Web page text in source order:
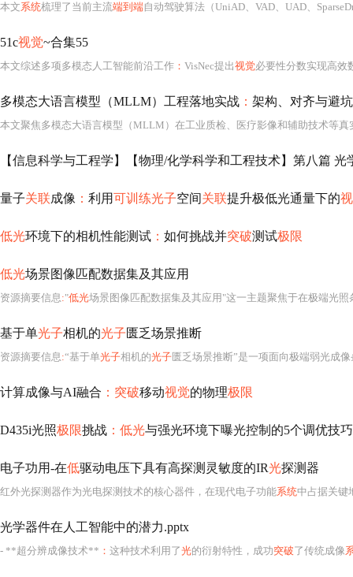
本文系统梳理了当前主流端到端自动驾驶算法（UniAD、VAD、UAD、SparseDrive、ReasonNet、FusionAD、Hydra-MDP）的动机、架构与创新点，涵盖BEV感知、多模态融合、扩散
51c视觉~合集55
本文综述多项多模态人工智能前沿工作 ： VisNec提出视觉必要性分数实现高效数据筛选；RevealLayer实现可控分层图像生成与遮挡恢复；Representation Forcing（RF）消除VAE瓶颈，统一理解与生成；
多模态大语言模型（MLLM）工程落地实战 ： 架构、对齐与避
本文聚焦多模态大语言模型（MLLM）在工业质检、医疗影像和辅助技术等真
【信息科学与工程学】【物理/化学科学和工程技术】第八篇 光
量子关联成像 ： 利用可训练光子空间关联提升极低光通量下的
低光环境下的相机性能测试 ： 如何挑战并突破测试极限
低光场景图像匹配数据集及其应用
资源摘要信息:"低光场景图像匹配数据集及其应用"这一主题聚焦于在极端光照
基于单光子相机的光子匮乏场景推断
资源摘要信息:“基于单光子相机的光子匮乏场景推断”是一项面向极端弱光成
计算成像与AI融合 ：突破移动视觉的物理极限
D435i光照极限挑战 ：低光与强光环境下曝光控制的5个调优技巧
电子功用-在低驱动电压下具有高探测灵敏度的IR光探测器
红外光探测器作为光电探测技术的核心器件，在现代电子功能系统中占据关键地位，
光学器件在人工智能中的潜力.pptx
- **超分辨成像技术** ： 这种技术利用了光的衍射特性，成功突破了传统成像